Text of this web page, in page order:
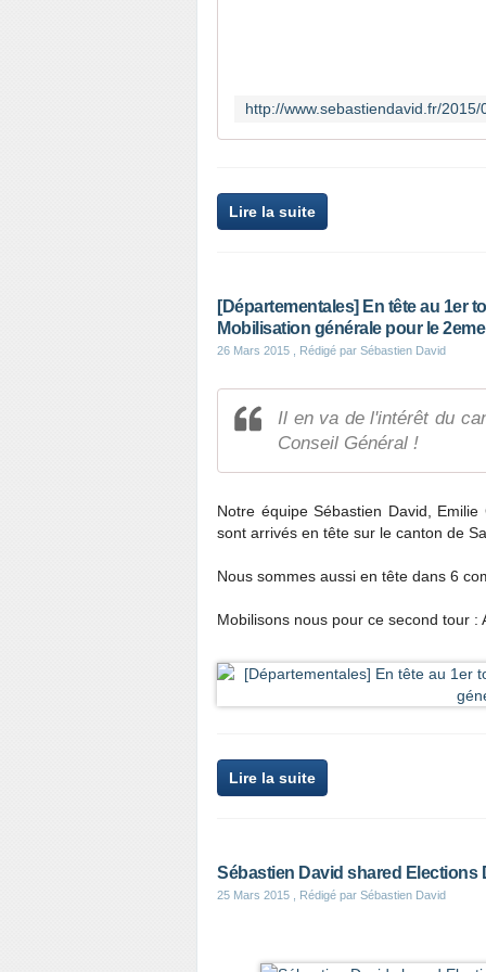
Lire la suite
[Départementales] En tête au 1er
Mobilisation générale pour le
26 Mars 2015 , Rédigé par Sébastien David
Il en va de l'intérêt du
Conseil Général !
Notre équipe Sébastien David,
sont arrivés en tête sur le canton de
Nous sommes aussi en tête dans 6
Mobilisons nous pour ce second tour :
Lire la suite
Sébastien David shared Elections
25 Mars 2015 , Rédigé par Sébastien David